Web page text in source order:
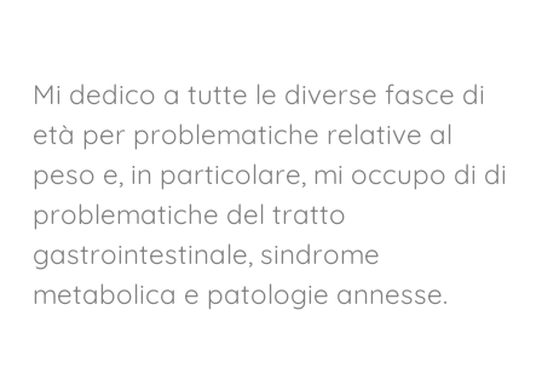
Mi dedico a tutte le diverse fasce di
età per problematiche relative al
peso e, in particolare, mi occupo di di
problematiche del tratto
gastrointestinale, sindrome
metabolica e patologie annesse.